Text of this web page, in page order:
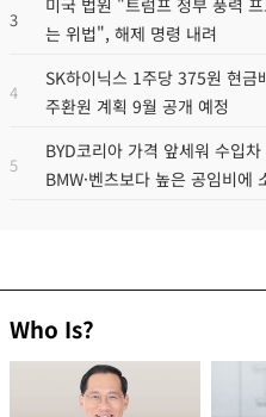
3
미국 법원 "트럼프 정부 풍력
는 위법", 해제 명령 내려
4
SK하이닉스 1주당 375원 현금
주환원 계획 9월 공개 예정
5
BYD코리아 가격 앞세워 수입
BMW·벤츠보다 높은 공임비에
Who Is?